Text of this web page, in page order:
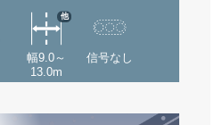
幅9.0～
13.0m
他
信号なし